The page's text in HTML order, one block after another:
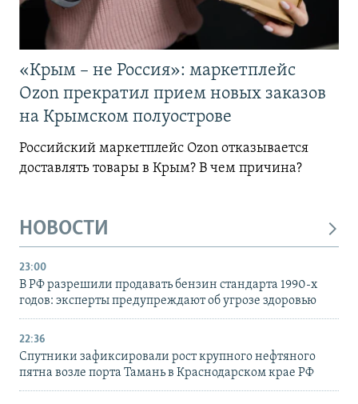
«Крым – не Россия»: маркетплейс
Ozon прекратил прием новых заказов
на Крымском полуострове
Российский маркетплейс Ozon отказывается
доставлять товары в Крым? В чем причина?
НОВОСТИ
23:00
В РФ разрешили продавать бензин стандарта 1990-х
годов: эксперты предупреждают об угрозе здоровью
22:36
Спутники зафиксировали рост крупного нефтяного
пятна возле порта Тамань в Краснодарском крае РФ